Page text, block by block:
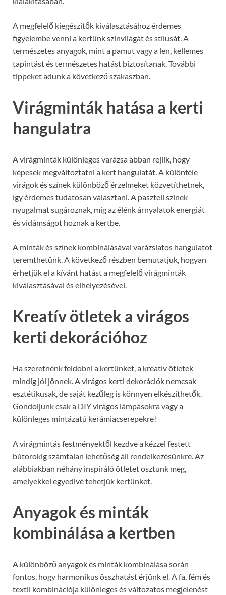
A megfelelő kiegészítők kiválasztásához érdemes
figyelembe venni a kertünk színvilágát és stílusát. A
természetes anyagok, mint a pamut vagy a len, kellemes
tapintást és természetes hatást biztosítanak. További
tippeket adunk a következő szakaszban.
Virágminták hatása a kerti
hangulatra
A virágminták különleges varázsa abban rejlik, hogy
képesek megváltoztatni a kert hangulatát. A különféle
virágok és színek különböző érzelmeket közvetíthetnek,
így érdemes tudatosan választani. A pasztell színek
nyugalmat sugároznak, míg az élénk árnyalatok energiát
és vidámságot hoznak a kertbe.
A minták és színek kombinálásával varázslatos hangulatot
teremthetünk. A következő részben bemutatjuk, hogyan
érhetjük el a kívánt hatást a megfelelő virágminták
kiválasztásával és elhelyezésével.
Kreatív ötletek a virágos
kerti dekorációhoz
Ha szeretnénk feldobni a kertünket, a kreatív ötletek
mindig jól jönnek. A virágos kerti dekorációk nemcsak
esztétikusak, de saját kezűleg is könnyen elkészíthetők.
Gondoljunk csak a DIY virágos lámpásokra vagy a
különleges mintázatú kerámiacserepekre!
A virágmintás festményektől kezdve a kézzel festett
bútorokig számtalan lehetőség áll rendelkezésünkre. Az
alábbiakban néhány inspiráló ötletet osztunk meg,
amelyekkel egyedivé tehetjük kertünket.
Anyagok és minták
kombinálása a kertben
A különböző anyagok és minták kombinálása során
fontos, hogy harmonikus összhatást érjünk el. A fa, fém és
textil kombinációja különleges és változatos megjelenést